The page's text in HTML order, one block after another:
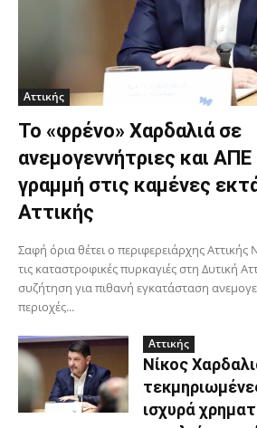
Αττικής
Το «φρένο» Χαρδαλιά σε
ανεμογεννήτριες και
γραμμή στις καμένες
Αττικής
Σαφή όρια θέτει ο περιφερειάρχης Αττικής
τις καταστροφικές πυρκαγιές στη Δυτική
συζήτηση για πιθανή εγκατάσταση
περιοχές...
Αττικής
Νίκος
ισχυρά